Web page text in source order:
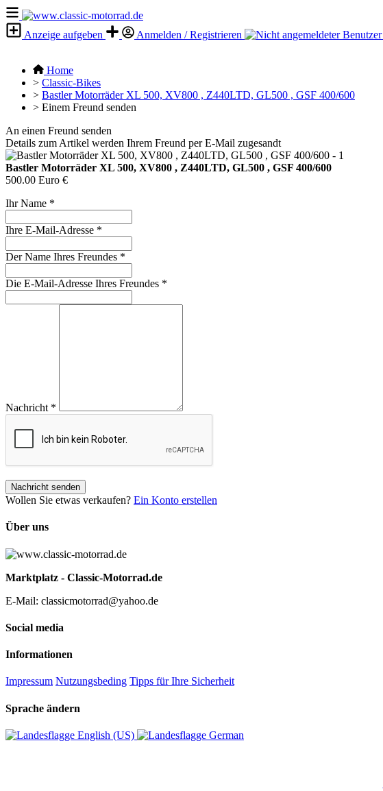
Anzeige aufgeben Anmelden / Registrieren
Home
> Classic-Bikes
> Bastler Motorräder XL 500, XV800 , Z440LTD, GL500 , GSF 400/600
> Einem Freund senden
An einen Freund senden
Details zum Artikel werden Ihrem Freund per E-Mail zugesandt
Bastler Motorräder XL 500, XV800 , Z440LTD, GL500 , GSF 400/600
500.00 Euro €
Ihr Name *
Ihre E-Mail-Adresse *
Der Name Ihres Freundes *
Die E-Mail-Adresse Ihres Freundes *
Nachricht *
Nachricht senden
Wollen Sie etwas verkaufen? Ein Konto erstellen
Über uns
Marktplatz - Classic-Motorrad.de
E-Mail: classicmotorrad@yahoo.de
Social media
Informationen
Impressum Nutzungsbeding Tipps für Ihre Sicherheit
Sprache ändern
English (US)‎ German‎